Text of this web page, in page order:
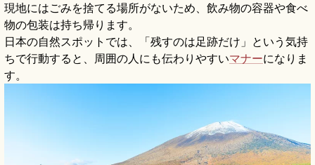
現地にはごみを捨てる場所がないため、飲み物の容器や食べ
物の包装は持ち帰ります。
日本の自然スポットでは、「残すのは足跡だけ」という気持
ちで行動すると、周囲の人にも伝わりやすいマナーになりま
す。